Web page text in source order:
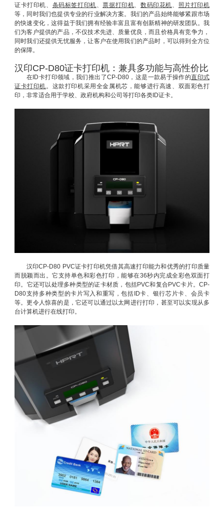
证卡打印机、 条码标签打印机 、票据打印机 、数码印花机
照片打印机
等，同时我们也提供专业的行业解决方案。我们的产品始终能够紧跟市场
的快速变化，这得益于我们拥有经验丰富且富有创新精神的研发团队。我
们为客户提供的产品，不仅技术先进、质量优良，而且价格具有竞争力，
同时我们还提供无忧服务，让客户在使用我们的产品时，可以得到全方位
的保障。
汉印CP-D80证卡打印机：兼具多功能与高性价比
在ID卡打印领域，我们推出了CP-D80，这是一款易于操作的直印式
证卡打印机 。这款打印机采用全金属机芯，能够进行高速、双面彩色打
印，非常适合用于学校、政府机构和公司等打印各类ID证卡。
汉印CP-D80 PVC证卡打印机凭借其高速打印能力和优秀的打印质量
而脱颖而出。它支持单色和彩色打印，能够在36秒内完成全彩色双面打
印。它还可以处理多种类型的证卡材质，包括PVC和复合PVC卡片。CP-
D80支持多种类型的卡片写入和重写，包括ID卡、银行芯片卡、会员卡
等。更令人惊喜的是，它还可以通过以太网进行打印，甚至可以实现从多
台计算机进行在线打印。